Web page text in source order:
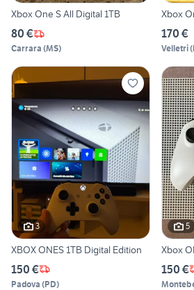
Xbox One S All Digital 1TB
80 €
Carrara (MS)
Xbox
170 €
Velletri(
3
XBOX ONES 1TB Digital Edition
150 €
Padova (PD)
5
Xbox
150 €